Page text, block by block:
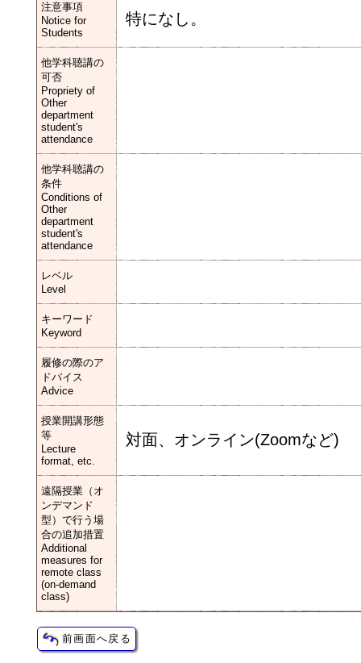
注意事項
Notice for
Students
特になし。
他学科聴講の
可否
Propriety of
Other
department
student's
attendance
他学科聴講の
条件
Conditions of
Other
department
student's
attendance
レベル
Level
キーワード
Keyword
履修の際のア
ドバイス
Advice
授業開講形態
等
Lecture
format, etc.
対面、オンライン(Zoomなど)
遠隔授業（オ
ンデマンド
型）で行う場
合の追加措置
Additional
measures for
remote class
(on-demand
class)